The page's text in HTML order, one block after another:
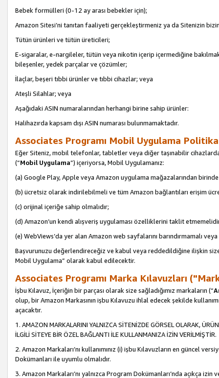
Bebek formülleri (0-12 ay arası bebekler için);
Amazon Sitesi’ni tanıtan faaliyeti gerçekleştirmeniz ya da Sitenizin
Tütün ürünleri ve tütün üreticileri;
E-sigaralar, e-nargileler, tütün veya nikotin içerip içermediğine
bileşenler, yedek parçalar ve çözümler;
İlaçlar, beşeri tıbbi ürünler ve tıbbi cihazlar; veya
Ateşli Silahlar; veya
Aşağıdaki ASIN numaralarından herhangi birine sahip ürünler:
Halihazırda kapsam dışı ASIN numarası bulunmamaktadır.
Associates Programı Mobil Uygulama
Eğer Siteniz, mobil telefonlar, tabletler veya diğer taşınabilir
(“Mobil Uygulama”) içeriyorsa, Mobil Uygulamanız:
(a) Google Play, Apple veya Amazon uygulama mağazalarından birinde
(b) ücretsiz olarak indirilebilmeli ve tüm Amazon bağlantıları erişim
(c) orijinal içeriğe sahip olmalıdır;
(d) Amazon’un kendi alışveriş uygulaması özelliklerini taklit
(e) WebViews’da yer alan Amazon web sayfalarını barındırmamalı
Başvurunuzu değerlendireceğiz ve kabul veya reddedildiğine ilişkin
Mobil Uygulama” olarak kabul edilecektir.
Associates Programı Marka Kılavuzları
İşbu Kılavuz, İçeriğin bir parçası olarak size sağladığımız markaların (“
olup, bir Amazon Markasının işbu Kılavuzu ihlal edecek şekilde
açacaktır.
1. AMAZON MARKALARINI YALNIZCA SİTENİZDE GÖRSEL OLARAK,
İLGİLİ SİTEYE BİR ÖZEL BAĞLANTI İLE KULLANMANIZA İZİN VERİLMİŞTİR.
2. Amazon Markaları’nı kullanımınız (i) işbu Kılavuzların en güncel
Dokümanları ile uyumlu olmalıdır.
3. Amazon Markaları’nı yalnızca Program Dokümanları’nda açıkça